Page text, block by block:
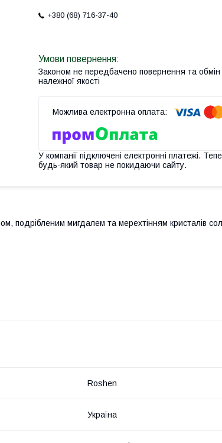
+380 (68) 716-37-40
Законом не передбачено повернення та
належної якості
У компанії підключені електронні платежі.
будь-який товар не покидаючи сайту.
подрібленим мигдалем та мерехтінням кристалів
Roshen
Україна